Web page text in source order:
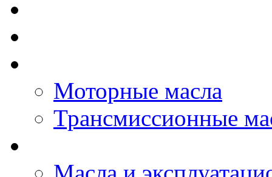
Моторные масла
Трансмиссионные